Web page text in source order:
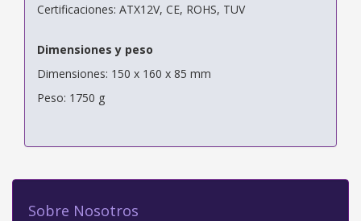
Certificaciones: ATX12V, CE, ROHS, TUV
Dimensiones y peso
Dimensiones: 150 x 160 x 85 mm
Peso: 1750 g
Sobre Nosotros